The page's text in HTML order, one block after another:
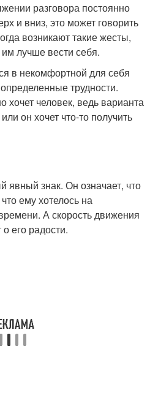
разговора постоянно
и вниз, это может говорить
возникают такие жесты,
лучше вести себя.
в некомфортной для себя
трудности.
хочет человек, ведь варианта
он хочет что-то получить
явный знак. Он означает, что
ему хотелось на
А скорость движения
его радости.